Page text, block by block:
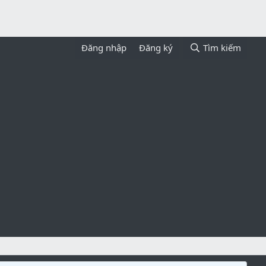
Đăng nhập Đăng ký Tìm kiếm